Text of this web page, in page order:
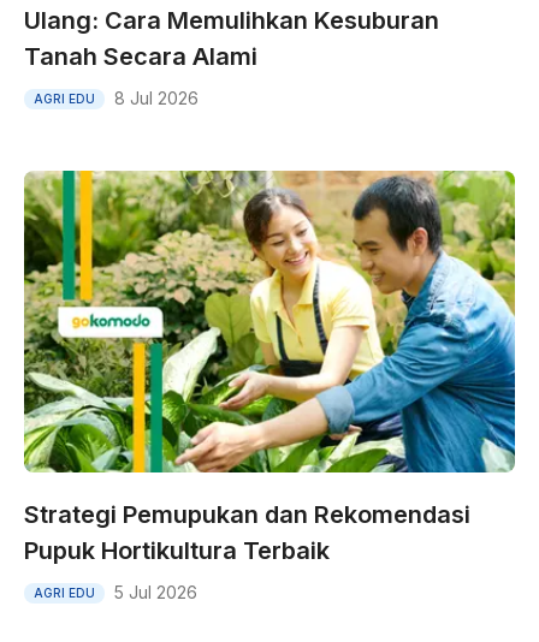
Ulang: Cara Memulihkan Kesuburan
Tanah Secara Alami
AGRI EDU 8 Jul 2026
Strategi Pemupukan dan Rekomendasi
Pupuk Hortikultura Terbaik
AGRI EDU 5 Jul 2026